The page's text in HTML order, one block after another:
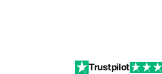
Trustpilot